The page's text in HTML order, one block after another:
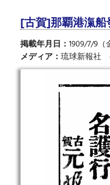
[古賀]那覇港滊
掲載年月日： 1909/7/9
メディア： 琉球新報社